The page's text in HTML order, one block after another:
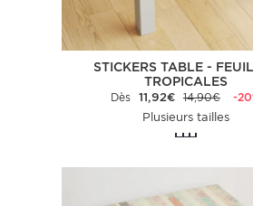
STICKERS TABLE -
TROPICALES
Dès 11,92€ 14,90€
-
Plusieurs tailles